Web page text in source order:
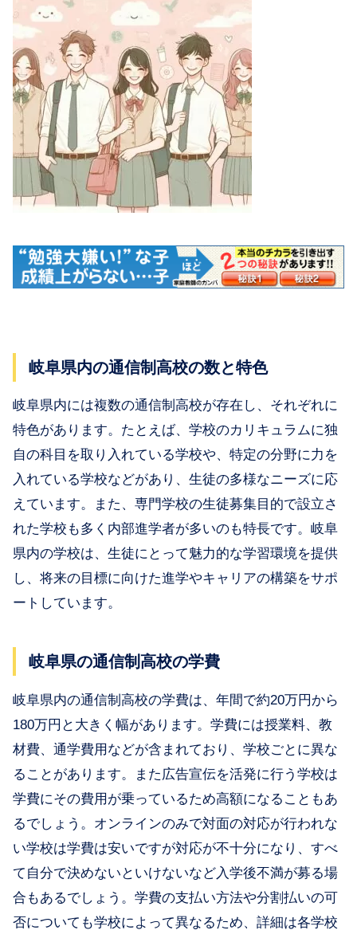
岐阜県内の通信制高校の数と特色
岐阜県内には複数の通信制高校が存在し、それぞれに
特色があります。たとえば、学校のカリキュラムに独
自の科目を取り入れている学校や、特定の分野に力を
入れている学校などがあり、生徒の多様なニーズに応
えています。また、専門学校の生徒募集目的で設立さ
れた学校も多く内部進学者が多いのも特長です。岐阜
県内の学校は、生徒にとって魅力的な学習環境を提供
し、将来の目標に向けた進学やキャリアの構築をサポ
ートしています。
岐阜県の通信制高校の学費
岐阜県内の通信制高校の学費は、年間で約20万円から
180万円と大きく幅があります。学費には授業料、教
材費、通学費用などが含まれており、学校ごとに異な
ることがあります。また広告宣伝を活発に行う学校は
学費にその費用が乗っているため高額になることもあ
るでしょう。オンラインのみで対面の対応が行われな
い学校は学費は安いですが対応が不十分になり、すべ
て自分で決めないといけないなど入学後不満が募る場
合もあるでしょう。学費の支払い方法や分割払いの可
否についても学校によって異なるため、詳細は各学校